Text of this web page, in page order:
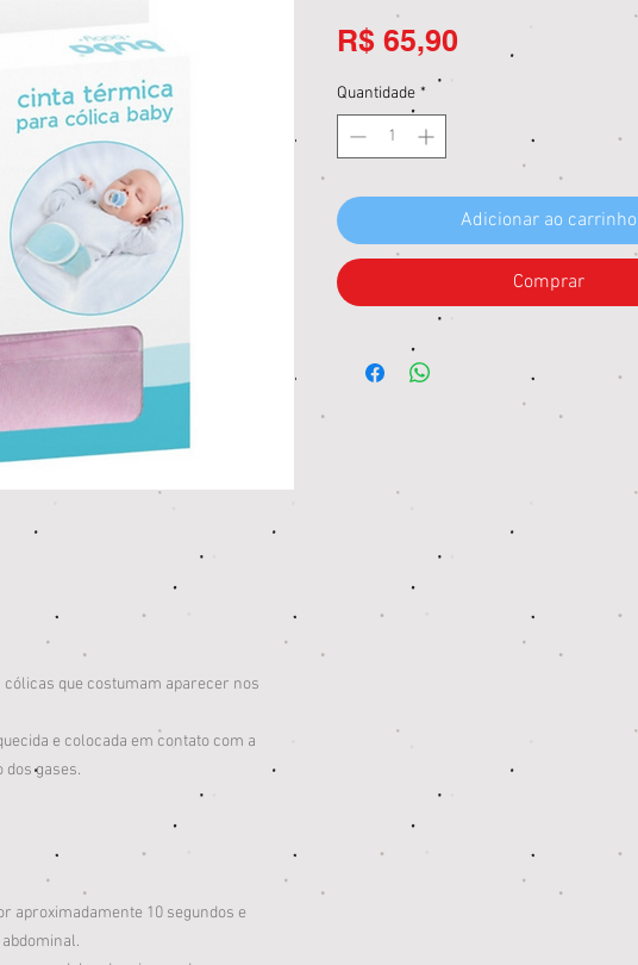
que costumam aparecer nos
e colocada em contato com a
gases.
aproximadamente 10 segundos e
R$ 65,90
Quantidade *
Adicionar ao carrinho
Comprar